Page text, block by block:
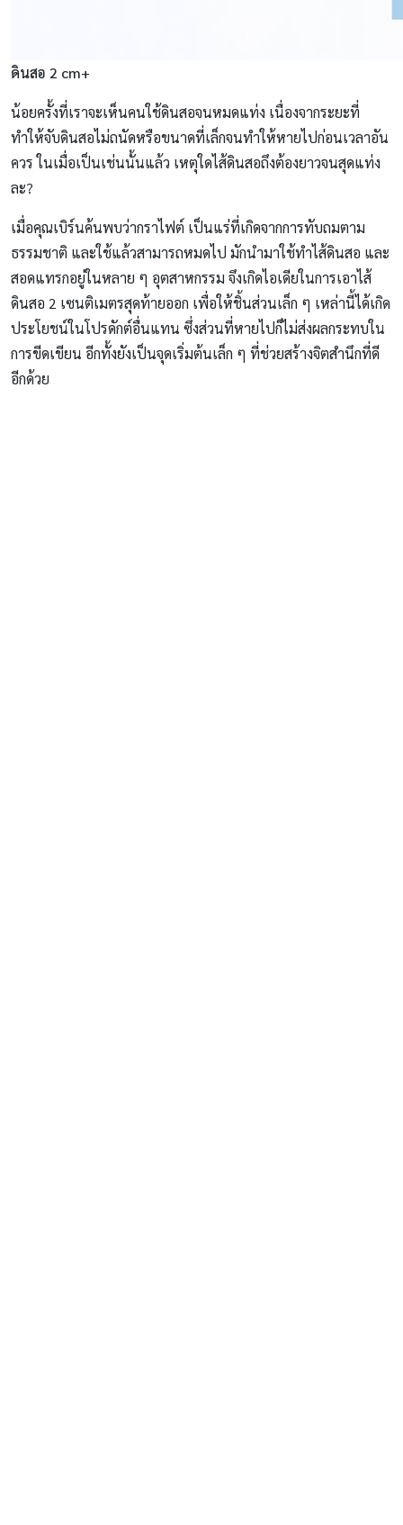
ดินสอ 2 cm+
น้อยครั้งที่เราจะเห็นคนใช้ดินสอจนหมดแท่ง เนื่องจากระยะที่
ทำให้จับดินสอไม่ถนัดหรือขนาดที่เล็กจนทำให้หายไปก่อนเวลาอัน
ควร ในเมื่อเป็นเช่นนั้นแล้ว เหตุใดไส้ดินสอถึงต้องยาวจนสุดแท่ง
ละ?
เมื่อคุณเบิร์นค้นพบว่ากราไฟต์ เป็นแร่ที่เกิดจากการทับถมตาม
ธรรมชาติ และใช้แล้วสามารถหมดไป มักนำมาใช้ทำไส้ดินสอ และ
สอดแทรกอยู่ในหลาย ๆ อุตสาหกรรม จึงเกิดไอเดียในการเอาไส้
ดินสอ 2 เซนติเมตรสุดท้ายออก เพื่อให้ชิ้นส่วนเล็ก ๆ เหล่านี้ได้เกิด
ประโยชน์ในโปรดักต์อื่นแทน ซึ่งส่วนที่หายไปก็ไม่ส่งผลกระทบใน
การขีดเขียน อีกทั้งยังเป็นจุดเริ่มต้นเล็ก ๆ ที่ช่วยสร้างจิตสำนึกที่ดี
อีกด้วย